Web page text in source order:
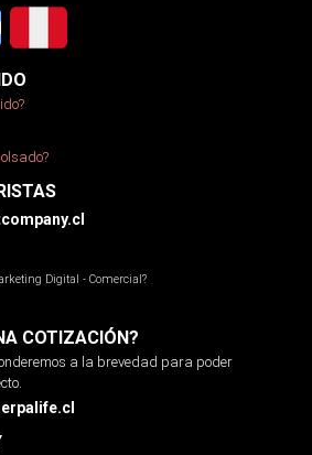
Digital - Comercial?
COTIZACIÓN?
a la brevedad para poder